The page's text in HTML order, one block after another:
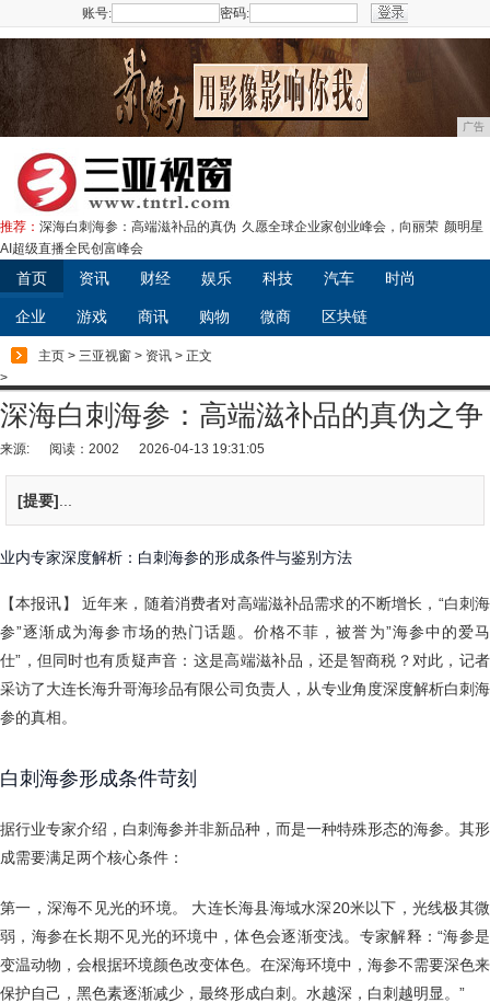
账号: 密码:
广告
推荐： 深海白刺海参：高端滋补品的真伪 久愿全球企业家创业峰会，向丽荣 颜明星
AI超级直播全民创富峰会
首页 资讯 财经 娱乐 科技 汽车 时尚
企业 游戏 商讯 购物 微商 区块链
主页 > 三亚视窗 > 资讯 > 正文
>
深海白刺海参：高端滋补品的真伪之争
来源: 阅读：2002 2026-04-13 19:31:05
[提要]
业内专家深度解析：白刺海参的形成条件与鉴别方法
【本报讯】 近年来，随着消费者对高端滋补品需求的不断增长，“白刺海
参”逐渐成为海参市场的热门话题。价格不菲，被誉为”海参中的爱马
仕”，但同时也有质疑声音：这是高端滋补品，还是智商税？对此，记者
采访了大连长海升哥海珍品有限公司负责人，从专业角度深度解析白刺海
参的真相。
白刺海参形成条件苛刻
据行业专家介绍，白刺海参并非新品种，而是一种特殊形态的海参。其形
成需要满足两个核心条件：
第一，深海不见光的环境。 大连长海县海域水深20米以下，光线极其微
弱，海参在长期不见光的环境中，体色会逐渐变浅。专家解释：“海参是
变温动物，会根据环境颜色改变体色。在深海环境中，海参不需要深色来
保护自己，黑色素逐渐减少，最终形成白刺。水越深，白刺越明显。”